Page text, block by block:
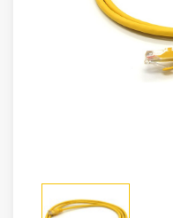
Sécurité